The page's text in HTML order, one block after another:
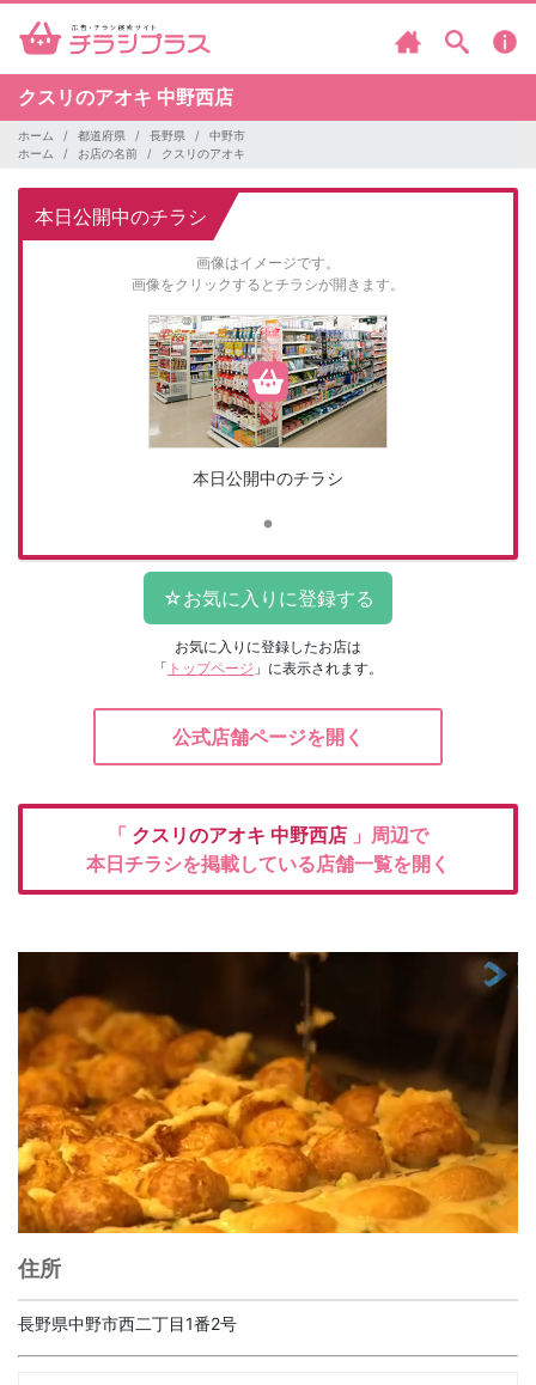
クスリのアオキ 中野西店
ホーム 都道府県 長野県
中野市
ホーム
お店の名前 クスリのアオキ
本日公開中のチラシ
画像はイメージです。
画像をクリックするとチラシが開きます。
本日公開中のチラシ
お気に入りに登録したお店は
「 トップページ 」に表示されます。
公式店舗ページを開く
「 クスリのアオキ 中野西店 」周辺で
本日チラシを掲載している店舗一覧を開く
住所
長野県中野市西二丁目1番2号